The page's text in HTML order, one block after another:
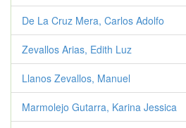
De La Cruz Mera, Carlos Adolfo
Zevallos Arias, Edith Luz
Llanos Zevallos, Manuel
Marmolejo Gutarra, Karina Jessica